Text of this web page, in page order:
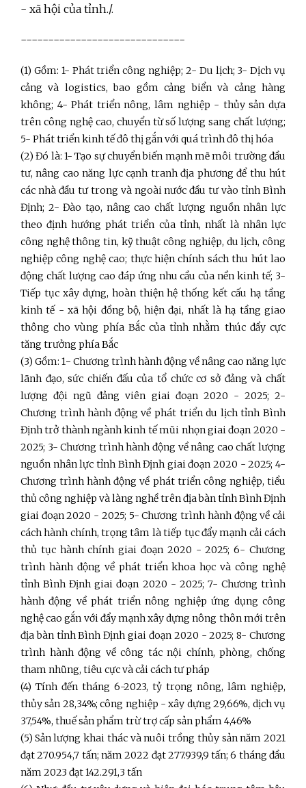
- xã hội của tỉnh./.
------------------------------
(1) Gồm: 1- Phát triển công nghiệp; 2- Du lịch; 3- Dịch vụ
cảng và logistics, bao gồm cảng biển và cảng hàng
không; 4- Phát triển nông, lâm nghiệp - thủy sản dựa
trên công nghệ cao, chuyển từ số lượng sang chất lượng;
5- Phát triển kinh tế đô thị gắn với quá trình đô thị hóa
(2) Đó là: 1- Tạo sự chuyển biến mạnh mẽ môi trường đầu
tư, nâng cao năng lực cạnh tranh địa phương để thu hút
các nhà đầu tư trong và ngoài nước đầu tư vào tỉnh Bình
Định; 2- Đào tạo, nâng cao chất lượng nguồn nhân lực
theo định hướng phát triển của tỉnh, nhất là nhân lực
công nghệ thông tin, kỹ thuật công nghiệp, du lịch, công
nghiệp công nghệ cao; thực hiện chính sách thu hút lao
động chất lượng cao đáp ứng nhu cầu của nền kinh tế; 3-
Tiếp tục xây dựng, hoàn thiện hệ thống kết cấu hạ tầng
kinh tế - xã hội đồng bộ, hiện đại, nhất là hạ tầng giao
thông cho vùng phía Bắc của tỉnh nhằm thúc đẩy cực
tăng trưởng phía Bắc
(3) Gồm: 1- Chương trình hành động về nâng cao năng lực
lãnh đạo, sức chiến đấu của tổ chức cơ sở đảng và chất
lượng đội ngũ đảng viên giai đoạn 2020 - 2025; 2-
Chương trình hành động về phát triển du lịch tỉnh Bình
Định trở thành ngành kinh tế mũi nhọn giai đoạn 2020 -
2025; 3- Chương trình hành động về nâng cao chất lượng
nguồn nhân lực tỉnh Bình Định giai đoạn 2020 - 2025; 4-
Chương trình hành động về phát triển công nghiệp, tiểu
thủ công nghiệp và làng nghề trên địa bàn tỉnh Bình Định
giai đoạn 2020 - 2025; 5- Chương trình hành động về cải
cách hành chính, trọng tâm là tiếp tục đẩy mạnh cải cách
thủ tục hành chính giai đoạn 2020 - 2025; 6- Chương
trình hành động về phát triển khoa học và công nghệ
tỉnh Bình Định giai đoạn 2020 - 2025; 7- Chương trình
hành động về phát triển nông nghiệp ứng dụng công
nghệ cao gắn với đẩy mạnh xây dựng nông thôn mới trên
địa bàn tỉnh Bình Định giai đoạn 2020 - 2025; 8- Chương
trình hành động về công tác nội chính, phòng, chống
tham nhũng, tiêu cực và cải cách tư pháp
(4) Tính đến tháng 6-2023, tỷ trọng nông, lâm nghiệp,
thủy sản 28,34%; công nghiệp - xây dựng 29,66%, dịch vụ
37,54%, thuế sản phẩm trừ trợ cấp sản phẩm 4,46%
(5) Sản lượng khai thác và nuôi trồng thủy sản năm 2021
đạt 270.954,7 tấn; năm 2022 đạt 277.939,9 tấn; 6 tháng đầu
năm 2023 đạt 142.291,3 tấn